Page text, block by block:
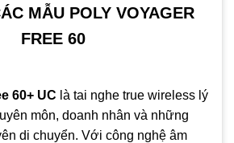
MẪU POLY VOYAGER
FREE 60
60+ UC là tai nghe true wireless lý
môn, doanh nhân và những
di chuyển. Với công nghệ âm